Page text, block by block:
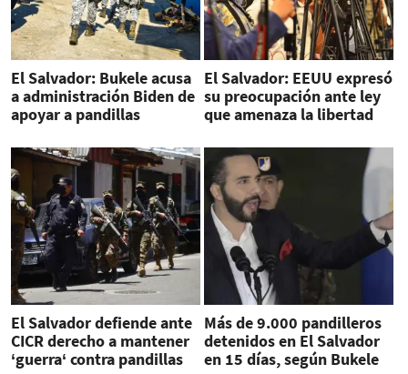
El Salvador: Bukele acusa
a administración Biden de
apoyar a pandillas
El Salvador: EEUU expresó
su preocupación ante ley
que amenaza la libertad
El Salvador defiende ante
CICR derecho a mantener
‘guerra‘ contra pandillas
Más de 9.000 pandilleros
detenidos en El Salvador
en 15 días, según Bukele